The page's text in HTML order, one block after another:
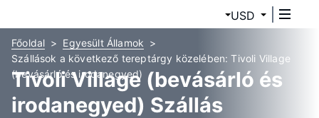
USD
Főoldal
Egyesült Államok
Szállások a következő tereptárgy közelében: Tivoli Village
(bevásárló és irodanegyed)
Tivoli Village (bevásárló és
irodanegyed) Szállás